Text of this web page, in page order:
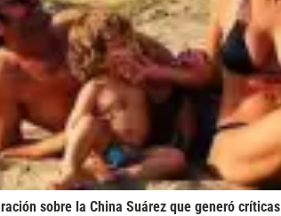
sobre la China Suárez que generó críticas